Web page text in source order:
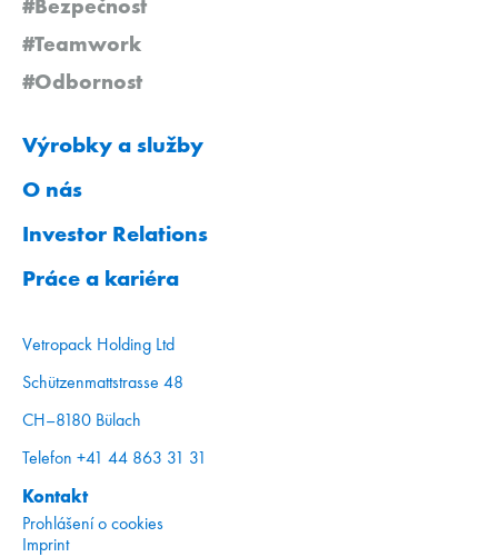
#Bezpečnost
#Teamwork
#Odbornost
Výrobky a služby
O nás
Investor Relations
Práce a kariéra
Vetropack Holding Ltd
Schützenmattstrasse 48
CH–8180 Bülach
Telefon +41 44 863 31 31
Kontakt
Prohlášení o cookies
Imprint